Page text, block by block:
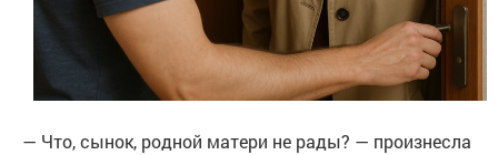
— Что, сынок, родной матери не рады? — произнесла